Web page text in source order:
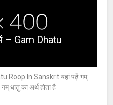
– Gam Dhatu
Roop In Sanskrit यहां पढ़ें गम्
धातु का अर्थ होता है